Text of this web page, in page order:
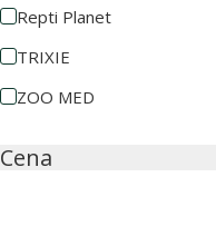
Repti Planet
TRIXIE
ZOO MED
Cena